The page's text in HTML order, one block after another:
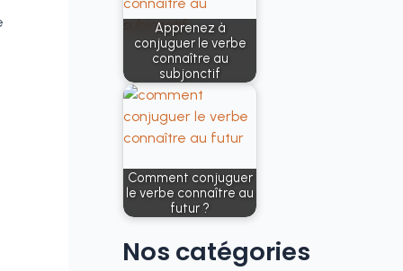
Apprenez à
conjuguer le verbe
connaître au
subjonctif
Comment conjuguer
le verbe connaître au
futur ?
Nos catégories